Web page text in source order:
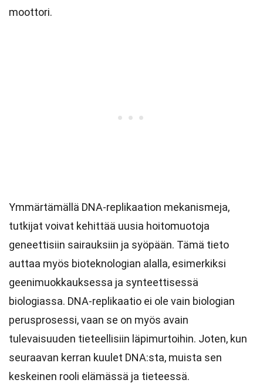
moottori.
Ymmärtämällä DNA-replikaation mekanismeja,
tutkijat voivat kehittää uusia hoitomuotoja
geneettisiin sairauksiin ja syöpään. Tämä tieto
auttaa myös bioteknologian alalla, esimerkiksi
geenimuokkauksessa ja synteettisessä
biologiassa. DNA-replikaatio ei ole vain biologian
perusprosessi, vaan se on myös avain
tulevaisuuden tieteellisiin läpimurtoihin. Joten, kun
seuraavan kerran kuulet DNA:sta, muista sen
keskeinen rooli elämässä ja tieteessä.